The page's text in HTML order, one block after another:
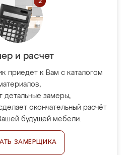
и расчет
приедет к Вам с каталогом
детальные замеры,
окончательный расчёт
будущей мебели.
ЗАМЕРЩИКА